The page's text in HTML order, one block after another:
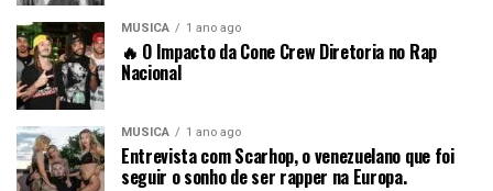
MÚSICA 1 ano ago
🔥 O Impacto da Cone Crew Diretoria no Rap
Nacional
MÚSICA 1 ano ago
Entrevista com Scarhop, o venezuelano que foi
seguir o sonho de ser rapper na Europa.